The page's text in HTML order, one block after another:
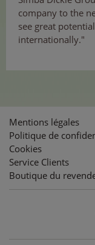
company to the
see great
internationally."
Mentions légales
Politique de
Cookies
Service Clients
Boutique du